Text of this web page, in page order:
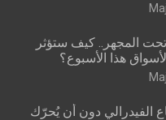
المجهر.. كيف ستؤثر
هذا الأسبوع؟
الفيدرالي دون أن يُحرّك